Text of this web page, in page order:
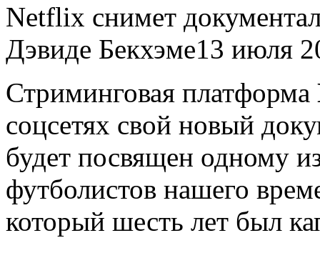
Netflix снимeт
Дэвиде Бекхэме13 июля
Стриминговая платформа
соцсетях свой новый
будет посвящен одному
футболистов нашего
который шесть лет был